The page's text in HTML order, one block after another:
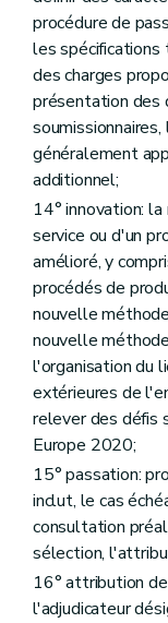
procédure de
les spécifications
des charges
présentation des
généralement
additionnel;
14° innovation:
service ou d'un
amélioré, y
procédés de
nouvelle
nouvelle
l'organisation du
extérieures de
relever des défis
Europe 2020;
15° passation:
inclut, le cas
consultation
sélection,
16° attribution
l'adjudicateur